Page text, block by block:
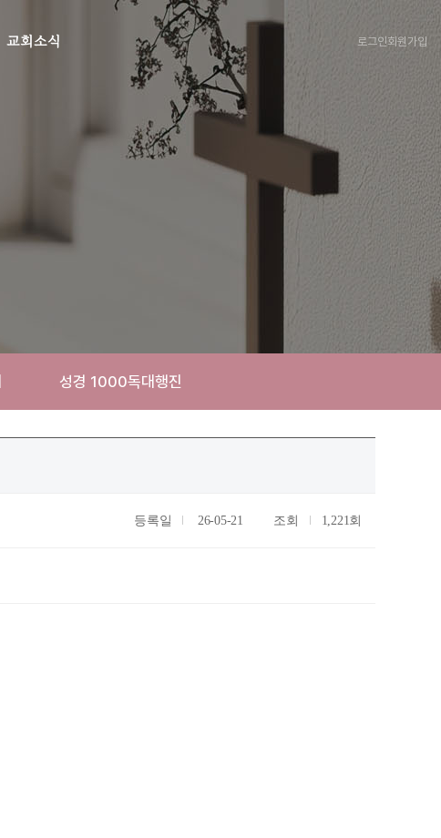
교회소식 로그인회원가입
성경 1000독대행진
등록일 26-05-21 조회 1,221회